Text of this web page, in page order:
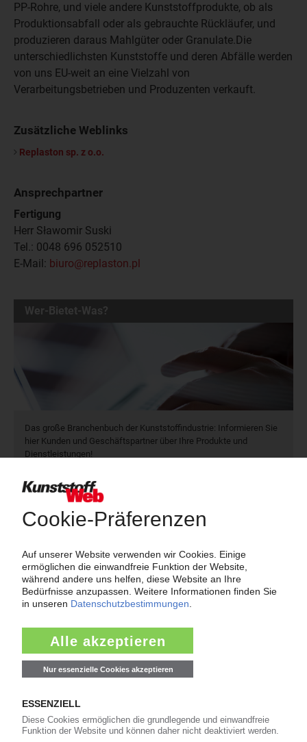
PP-Rohre, und viele andere Kunststoffprodukte, ob als
Produktionsabfall oder als gebrauchte Rückläufer, und
produzieren daraus Mahlgüter oder Granulate.Die
unterschiedlichsten Kunststoffe und deren Abfälle werden
von uns EU-weit an eine Vielzahl von
Verarbeitungsbetrieben und Produzenten verkauft.
Zusätzliche Weblinks
Replaston sp. z o.o.
Ansprechpartner
Fertigung
Herr Sławomir Suski
Tel.: 0048 696 052510
E-Mail: biuro@replaston.pl
Wer-Bietet-Was?
Das große Branchenbuch der Kunststoffindustrie: Informieren Sie
hier Kunden und Geschäftspartner über Ihre Produkte und
Dienstleistungen!
Mehr als 3.000 Unternehmen sind bereits im KunststoffWeb
verzeichnet – Sie auch?
Produkt- und Firmensuche
Über das KunststoffWeb
Als einer der Internet-Pioniere der Kunststoffindustrie
versorgt das KunststoffWeb bereits seit 1996 die Fach-
und Führungskräfte der Branche mit täglichen